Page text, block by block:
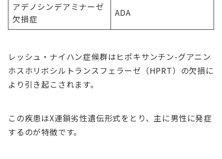
アデノシンデアミナーゼ
欠損症
ADA
レッシュ・ナイハン症候群はヒポキサンチン-グアニン
ホスホリボシルトランスフェラーゼ（HPRT）の欠損に
より引き起こされます。
この疾患はX連鎖劣性遺伝形式をとり、主に男性に発症
するのが特徴です。